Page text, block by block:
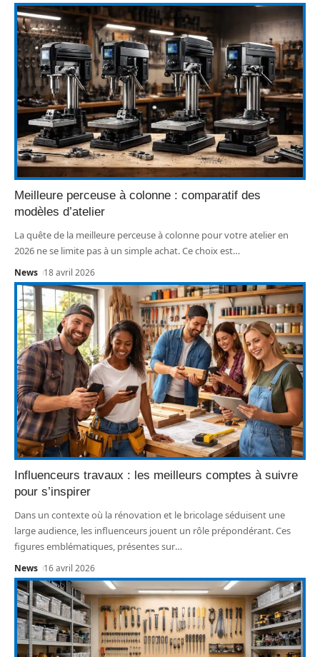
Meilleure perceuse à colonne : comparatif des
modèles d’atelier
La quête de la meilleure perceuse à colonne pour votre atelier en
2026 ne se limite pas à un simple achat. Ce choix est…
News 18 avril 2026
Influenceurs travaux : les meilleurs comptes à suivre
pour s’inspirer
Dans un contexte où la rénovation et le bricolage séduisent une
large audience, les influenceurs jouent un rôle prépondérant. Ces
figures emblématiques, présentes sur…
News 16 avril 2026